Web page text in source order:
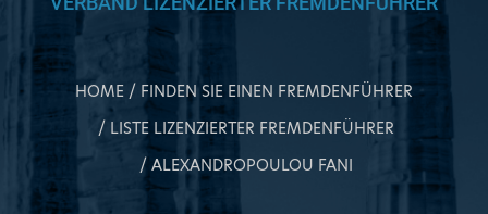
HOME
FINDEN SIE EINEN FREMDENFÜHRER
LISTE LIZENZIERTER FREMDENFÜHRER
ALEXANDROPOULOU FANI